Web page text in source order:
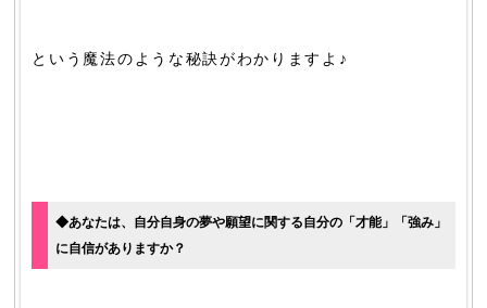
という魔法のような秘訣がわかりますよ♪
◆あなたは、自分自身の夢や願望に関する自分の「才能」「強み」
に自信がありますか？